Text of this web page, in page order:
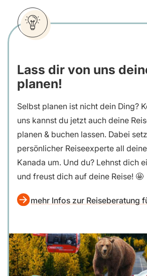
Lass dir von uns
planen!
Selbst planen ist nicht dein Ding?
uns kannst du jetzt auch deine
planen & buchen lassen. Dabei
persönlicher Reiseexperte all
Kanada um. Und du? Lehnst dich
und freust dich auf deine Reise! 🤩
mehr Infos zur Reiseberatung